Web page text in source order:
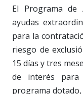
El Programa de
ayudas
para la
riesgo de
15 días y tres
de interés
programa